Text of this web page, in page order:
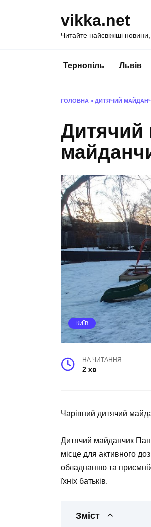
vikka.net
Читайте найсвіжіші
Тернопіль Львів
ГОЛОВНА » ДИТЯЧИЙ
Дитячий
КИЇВ
НА ЧИТАННЯ
2 хв
Чарівний дитячий
Дитячий майданчик
місце для активного
обладнанню та
їхніх батьків.
Зміст